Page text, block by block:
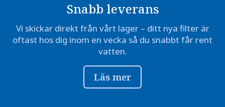
Snabb leverans
Vi skickar direkt från vårt lager – ditt nya filter är
oftast hos dig inom en vecka så du snabbt får rent
vatten.
Läs mer